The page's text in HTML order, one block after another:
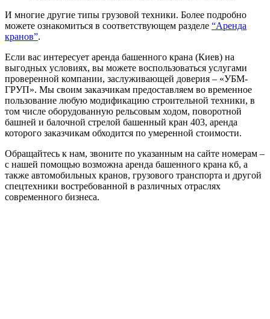
И многие другие типы грузовой техники. Более подробно
можете ознакомиться в соответствующем разделе “Аренда
кранов”.
Если вас интересует аренда башенного крана (Киев) на
выгодных условиях, вы можете воспользоваться услугами
проверенной компании, заслуживающей доверия – «УБМ-
ГРУП». Мы своим заказчикам предоставляем во временное
пользование любую модификацию строительной техники, в
том числе оборудованную рельсовым ходом, поворотной
башней и балочной стрелой башенный кран 403, аренда
которого заказчикам обходится по умеренной стоимости.
Обращайтесь к нам, звоните по указанным на сайте номерам –
с нашей помощью возможна аренда башенного крана кб, а
также автомобильных кранов, грузового транспорта и другой
спецтехники востребованной в различных отраслях
современного бизнеса.